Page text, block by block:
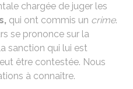
chargée de juger les
qui ont commis un crime.
se prononce sur la
sanction qui lui est
être contestée. Nous
à connaître.